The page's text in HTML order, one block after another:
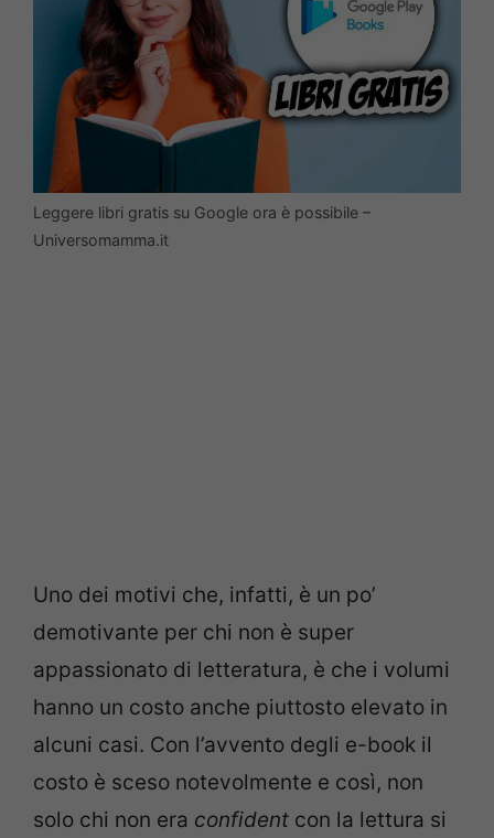
Leggere libri gratis su Google ora è possibile –
Universomamma.it
Uno dei motivi che, infatti, è un po’
demotivante per chi non è super
appassionato di letteratura, è che i volumi
hanno un costo anche piuttosto elevato in
alcuni casi. Con l’avvento degli e-book il
costo è sceso notevolmente e così, non
solo chi non era confident con la lettura si